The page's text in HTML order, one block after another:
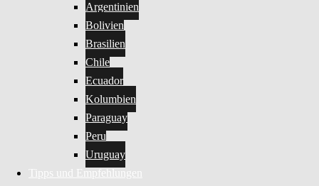
Argentinien
Bolivien
Brasilien
Chile
Ecuador
Kolumbien
Paraguay
Peru
Uruguay
Tipps und Empfehlungen